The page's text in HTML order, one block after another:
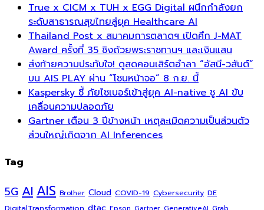
True x CICM x TUH x EGG Digital ผนึกกำลังยก
ระดับสาธารณสุขไทยสู่ยุค Healthcare AI
Thailand Post x สมาคมการตลาดฯ เปิดศึก J-MAT
Award ครั้งที่ 35 ชิงถ้วยพระราชทานฯ และเงินแสน
ส่งท้ายความประทับใจ! ดูสดคอนเสิร์ตอำลา “อัสนี-วสันต์”
บน AIS PLAY ผ่าน “โซนหน้าจอ” 8 ก.ย. นี้
Kaspersky ชี้ ภัยไซเบอร์เข้าสู่ยุค AI-native ชู AI ขับ
เคลื่อนความปลอดภัย
Gartner เตือน 3 ปีข้างหน้า เหตุละเมิดความเป็นส่วนตัว
ส่วนใหญ่เกิดจาก AI Inferences
Tag
5G AI AIS Brother Cloud COVID-19 Cybersecurity DE